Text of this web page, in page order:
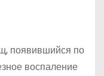
появившийся по
воспаление